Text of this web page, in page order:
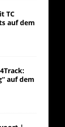
TC
auf dem
auf dem